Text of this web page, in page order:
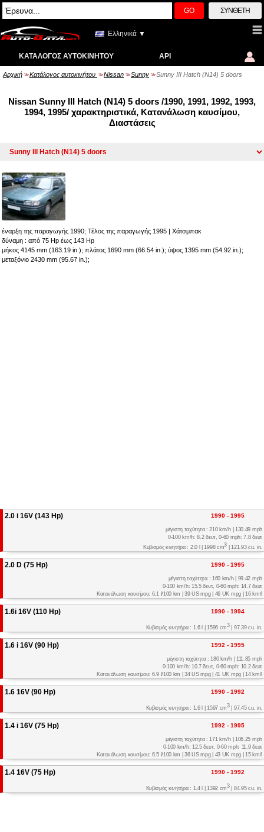
GO ΣΎΝΘΕΤΗ
Ελληνικά ▼
ΚΑΤΆΛΟΓΟΣ ΑΥΤΟΚΙΝΉΤΟΥ API
Αρχική >> Κατάλογος αυτοκινήτου >> Nissan >> Sunny >> Sunny III Hatch (N14) 5 doors
Nissan Sunny III Hatch (N14) 5 doors /1990, 1991, 1992, 1993,
1994, 1995/ χαρακτηριστικά, Κατανάλωση καυσίμου,
Διαστάσεις
έναρξη της παραγωγής 1990; Τέλος της παραγωγής 1995 | Χάτσμπακ
δύναμη : από 75 Hp έως 143 Hp
μήκος 4145 mm (163.19 in.); πλάτος 1690 mm (66.54 in.); ύψος 1395 mm (54.92 in.);
μεταξόνιο 2430 mm (95.67 in.);
2.0 i 16V (143 Hp) 1990 - 1995
μέγιστη ταχύτητα : 210 km/h | 130.49 mph
0-100 km/h: 8.2 δευτ, 0-60 mph: 7.8 δευτ
Κυβισμός κινητήρα : 2.0 l | 1998 cm3 | 121.93 cu. in.
2.0 D (75 Hp) 1990 - 1995
μέγιστη ταχύτητα : 160 km/h | 99.42 mph
0-100 km/h: 15.5 δευτ, 0-60 mph: 14.7 δευτ
Κατανάλωση καυσίμου: 6.1 l/100 km | 39 US mpg | 46 UK mpg | 16 km/l
1.6i 16V (110 Hp) 1990 - 1994
Κυβισμός κινητήρα : 1.6 l | 1596 cm3| 97.39 cu. in.
1.6 i 16V (90 Hp) 1992 - 1995
μέγιστη ταχύτητα : 180 km/h | 111.85 mph
0-100 km/h: 10.7 δευτ, 0-60 mph: 10.2 δευτ
Κατανάλωση καυσίμου: 6.9 l/100 km | 34 US mpg | 41 UK mpg | 14 km/l
1.6 16V (90 Hp) 1990 - 1992
Κυβισμός κινητήρα : 1.6 l | 1597 cm3| 97.45 cu. in.
1.4 i 16V (75 Hp) 1992 - 1995
μέγιστη ταχύτητα : 171 km/h | 106.25 mph
0-100 km/h: 12.5 δευτ, 0-60 mph: 11.9 δευτ
Κατανάλωση καυσίμου: 6.5 l/100 km | 36 US mpg | 43 UK mpg | 15 km/l
1.4 16V (75 Hp) 1990 - 1992
Κυβισμός κινητήρα : 1.4 l | 1392 cm3| 84.95 cu. in.